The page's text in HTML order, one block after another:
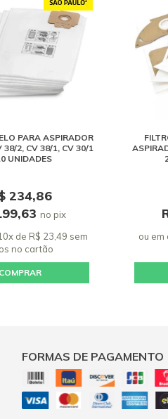
PARA ASPIRADOR
38/2, CV 38/1, CV 30/1
UNIDADES
234,86
no pix
de R$ 23,49 sem
no cartão
COMPRAR
ou em
FORMAS DE PAGAMENTO